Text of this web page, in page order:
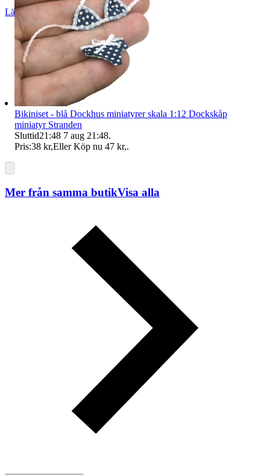
Läs omdömen Följ
Bikiniset - blå Dockhus miniatyrer skala 1:12 Dockskåp
miniatyr Stranden
Sluttid21:48 7 aug 21:48.
Pris:38 kr,Eller Köp nu 47 kr,.
Mer från samma butikVisa alla